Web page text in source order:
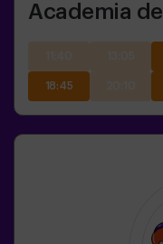
Academia
18:45